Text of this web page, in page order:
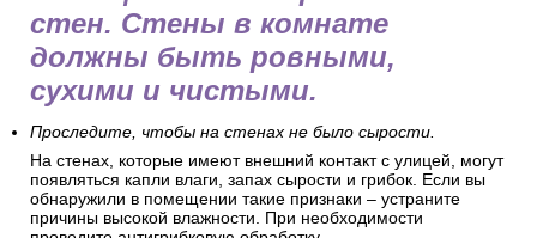
Перед оклеиванием обоев
позаботьтесь о подготовке
помещения и поверхности
стен. Стены в комнате
должны быть ровными,
сухими и чистыми.